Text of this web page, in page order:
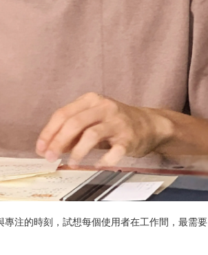
專注的時刻，試想每個使用者在工作間，最需要